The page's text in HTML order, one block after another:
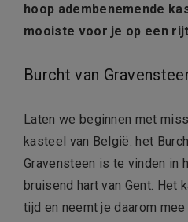
hoop adembenemende
mooiste voor je op een
Burcht van
Laten we beginnen met
kasteel van België: het
Gravensteen is te vinden in
bruisend hart van Gent. Het
tijd en neemt je daarom